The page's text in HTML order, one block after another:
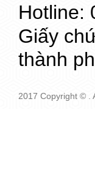
Hotline:
Giấy
thành
2017 Copyright © .